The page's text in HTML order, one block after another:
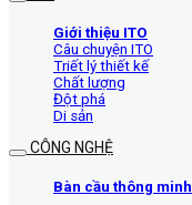
Giới thiệu ITO
Câu chuyện ITO
Triết lý thiết kế
Chất lượng
Đột phá
Di sản
CÔNG NGHỆ
Bàn cầu thông minh